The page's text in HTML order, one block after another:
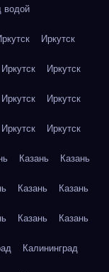
Иркутск
Иркутск Иркутск
Иркутск Иркутск
Иркутск Иркутск
Казань Казань
Казань Казань
Казань Казань
Калининград